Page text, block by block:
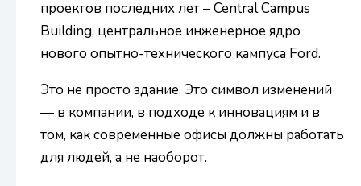
проектов последних лет – Central Campus
Building, центральное инженерное ядро ​​
нового опытно-технического кампуса Ford.
Это не просто здание. Это символ изменений
— в компании, в подходе к инновациям и в
том, как современные офисы должны работать
для людей, а не наоборот.